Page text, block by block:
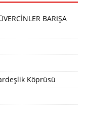
BARIŞA
Köprüsü